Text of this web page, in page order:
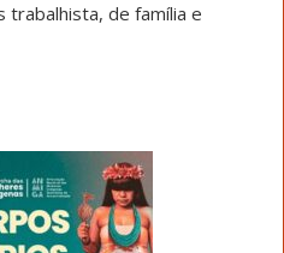
trabalhista, de família e